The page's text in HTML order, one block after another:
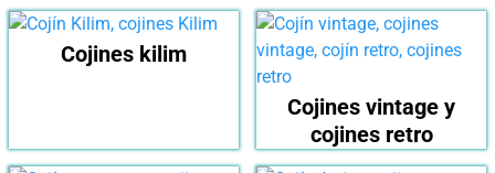
Cojines kilim
Cojines vintage y
cojines retro